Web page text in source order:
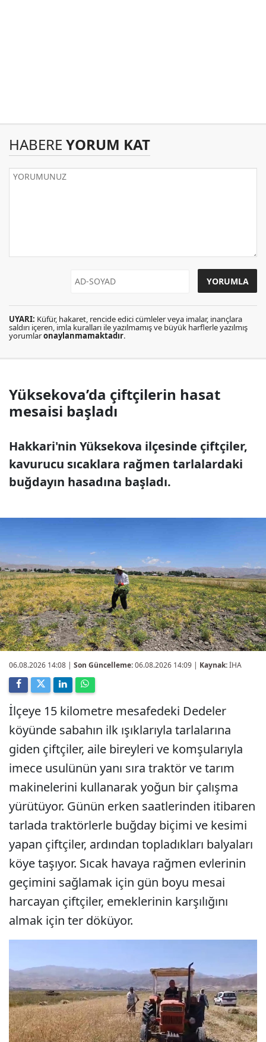
HABERE YORUM KAT
UYARI: Küfür, hakaret, rencide edici cümleler veya imalar, inançlara
saldırı içeren, imla kuralları ile yazılmamış ve büyük harflerle yazılmış
yorumlaronaylanmamaktadır.
Yüksekova’da çiftçilerin hasat
mesaisi başladı
Hakkari'nin Yüksekova ilçesinde çiftçiler,
kavurucu sıcaklara rağmen tarlalardaki
buğdayın hasadına başladı.
06.08.2026 14:08 | Son Güncelleme:06.08.2026 14:09 | Kaynak:İHA
İlçeye 15 kilometre mesafedeki Dedeler
köyünde sabahın ilk ışıklarıyla tarlalarına
giden çiftçiler, aile bireyleri ve komşularıyla
imece usulünün yanı sıra traktör ve tarım
makinelerini kullanarak yoğun bir çalışma
yürütüyor. Günün erken saatlerinden itibaren
tarlada traktörlerle buğday biçimi ve kesimi
yapan çiftçiler, ardından topladıkları balyaları
köye taşıyor. Sıcak havaya rağmen evlerinin
geçimini sağlamak için gün boyu mesai
harcayan çiftçiler, emeklerinin karşılığını
almak için ter döküyor.